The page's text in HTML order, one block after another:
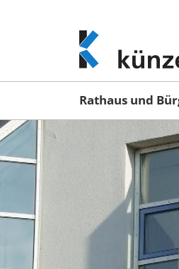
www.kuenzelsau.de
(zur
Startseite)
Rathaus und